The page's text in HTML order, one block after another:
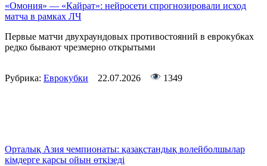
«Омония» — «Кайрат»: нейросети спрогнозировали исход
матча в рамках ЛЧ
Первые матчи двухраундовых противостояний в еврокубках
редко бывают чрезмерно открытыми
Рубрика: Еврокубки 22.07.2026 1349
Орталық Азия чемпионаты: қазақстандық волейболшылар
кімдерге қарсы ойын өткізеді